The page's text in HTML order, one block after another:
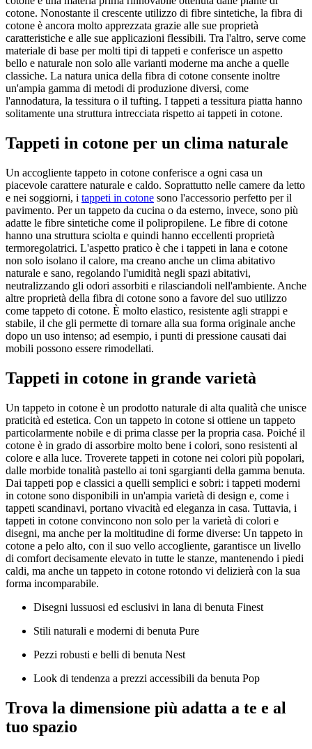
cotone. Nonostante il crescente utilizzo di fibre sintetiche, la fibra di
cotone è ancora molto apprezzata grazie alle sue proprietà
caratteristiche e alle sue applicazioni flessibili. Tra l'altro, serve come
materiale di base per molti tipi di tappeti e conferisce un aspetto
bello e naturale non solo alle varianti moderne ma anche a quelle
classiche. La natura unica della fibra di cotone consente inoltre
un'ampia gamma di metodi di produzione diversi, come
l'annodatura, la tessitura o il tufting. I tappeti a tessitura piatta hanno
solitamente una struttura intrecciata rispetto ai tappeti in cotone.
Tappeti in cotone per un clima naturale
Un accogliente tappeto in cotone conferisce a ogni casa un
piacevole carattere naturale e caldo. Soprattutto nelle camere da letto
e nei soggiorni, i tappeti in cotone sono l'accessorio perfetto per il
pavimento. Per un tappeto da cucina o da esterno, invece, sono più
adatte le fibre sintetiche come il polipropilene. Le fibre di cotone
hanno una struttura sciolta e quindi hanno eccellenti proprietà
termoregolatrici. L'aspetto pratico è che i tappeti in lana e cotone
non solo isolano il calore, ma creano anche un clima abitativo
naturale e sano, regolando l'umidità negli spazi abitativi,
neutralizzando gli odori assorbiti e rilasciandoli nell'ambiente. Anche
altre proprietà della fibra di cotone sono a favore del suo utilizzo
come tappeto di cotone. È molto elastico, resistente agli strappi e
stabile, il che gli permette di tornare alla sua forma originale anche
dopo un uso intenso; ad esempio, i punti di pressione causati dai
mobili possono essere rimodellati.
Tappeti in cotone in grande varietà
Un tappeto in cotone è un prodotto naturale di alta qualità che unisce
praticità ed estetica. Con un tappeto in cotone si ottiene un tappeto
particolarmente nobile e di prima classe per la propria casa. Poiché il
cotone è in grado di assorbire molto bene i colori, sono resistenti al
colore e alla luce. Troverete tappeti in cotone nei colori più popolari,
dalle morbide tonalità pastello ai toni sgargianti della gamma benuta.
Dai tappeti pop e classici a quelli semplici e sobri: i tappeti moderni
in cotone sono disponibili in un'ampia varietà di design e, come i
tappeti scandinavi, portano vivacità ed eleganza in casa. Tuttavia, i
tappeti in cotone convincono non solo per la varietà di colori e
disegni, ma anche per la moltitudine di forme diverse: Un tappeto in
cotone a pelo alto, con il suo vello accogliente, garantisce un livello
di comfort decisamente elevato in tutte le stanze, mantenendo i piedi
caldi, ma anche un tappeto in cotone rotondo vi delizierà con la sua
forma incomparabile.
Disegni lussuosi ed esclusivi in lana di benuta Finest
Stili naturali e moderni di benuta Pure
Pezzi robusti e belli di benuta Nest
Look di tendenza a prezzi accessibili da benuta Pop
Trova la dimensione più adatta a te e al
tuo spazio